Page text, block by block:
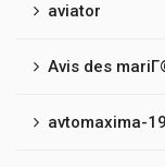
aviator
Avis des
avtomaxima-